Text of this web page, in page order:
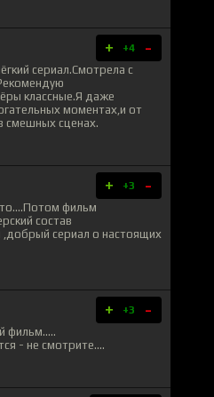
+ +4 -
сериал.Смотрела с
классные.Я даже
моментах,и от
смешных сценах.
+ +3 -
фильм
состав
,добрый сериал о настоящих
+ +3 -
фильм.....
- не смотрите....